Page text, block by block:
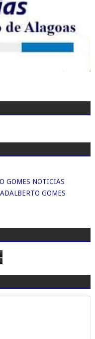
GOMES NOTICIAS
GOMES